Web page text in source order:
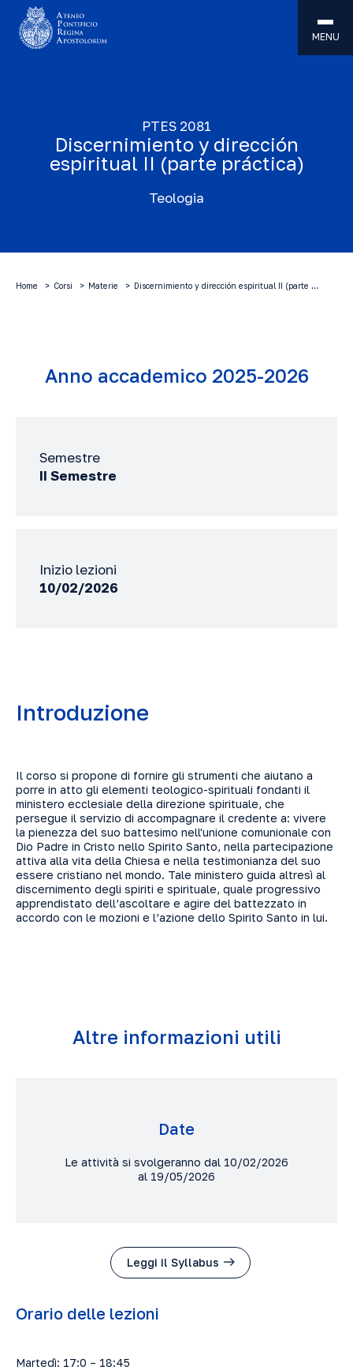
MENU
PTES 2081
Discernimiento y dirección
espiritual II (parte práctica)
Teologia
Home Corsi Materie Discernimiento y dirección espiritual II (parte …
Anno accademico 2025-2026
Semestre
II Semestre
Inizio lezioni
10/02/2026
Introduzione
Il corso si propone di fornire gli strumenti che aiutano a
porre in atto gli elementi teologico-spirituali fondanti il
ministero ecclesiale della direzione spirituale, che
persegue il servizio di accompagnare il credente a: vivere
la pienezza del suo battesimo nell'unione comunionale con
Dio Padre in Cristo nello Spirito Santo, nella partecipazione
attiva alla vita della Chiesa e nella testimonianza del suo
essere cristiano nel mondo. Tale ministero guida altresì al
discernimento degli spiriti e spirituale, quale progressivo
apprendistato dell’ascoltare e agire del battezzato in
accordo con le mozioni e l’azione dello Spirito Santo in lui.
Altre informazioni utili
Date
Le attività si svolgeranno dal 10/02/2026
al 19/05/2026
Leggi il Syllabus
Orario delle lezioni
Martedì: 17:0 – 18:45